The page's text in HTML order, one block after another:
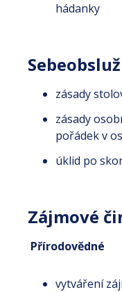
hádanky
zásady
zásady
pořádek v
úklid po
Zájmové
Přírodovědné
vytváření